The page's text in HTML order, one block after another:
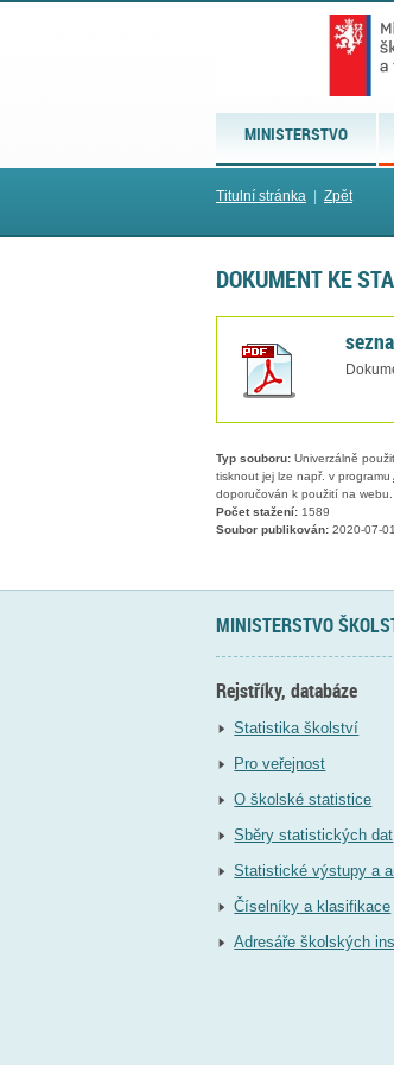
MINISTERSTVO
Titulní stránka Zpět
DOKUMENT KE
Typ souboru: Univerzálně
tisknout jej lze např. v programu
doporučován k použití na webu.
Počet stažení: 1589
Soubor publikován: 2020-07-
MINISTERSTVO
Rejstříky, databáze
Statistika školství
Pro veřejnost
O školské statistice
Sběry statistických dat
Statistické výstupy a
Číselníky a klasifikace
Adresáře školských